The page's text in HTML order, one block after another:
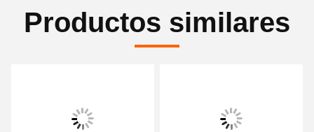
Productos similares